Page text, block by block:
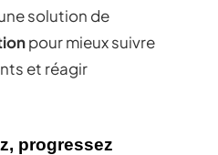
solution de
pour mieux suivre
et réagir
progressez